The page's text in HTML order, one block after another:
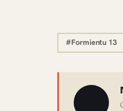
#Formientu 13